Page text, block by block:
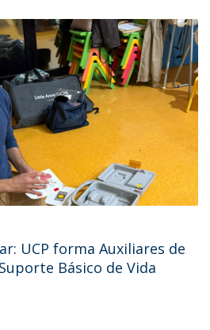
UCP forma Auxiliares de
Básico de Vida